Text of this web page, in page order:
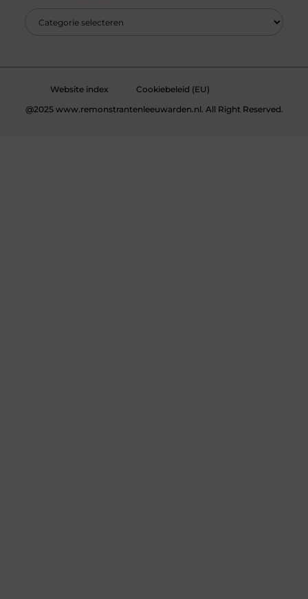
Website index
Cookiebeleid (EU)
@2025 www.remonstrantenleeuwarden.nl. All Right Reserved.